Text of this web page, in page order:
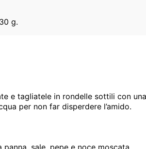
30 g.
e tagliatele in rondelle sottili con una
per non far disperdere l’amido.
sale, pepe e noce moscata.